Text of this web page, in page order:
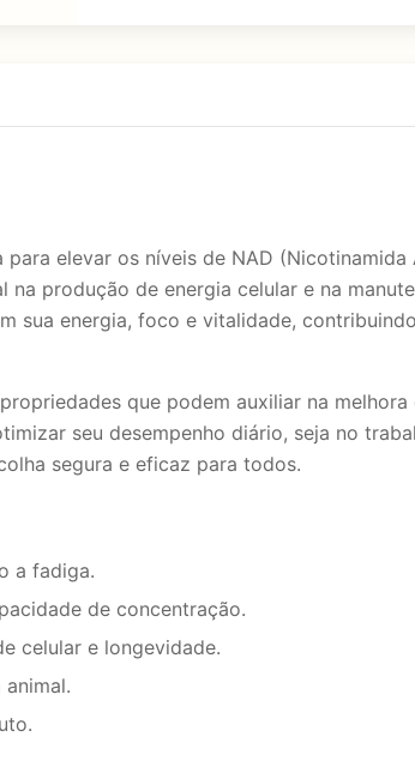
elevar os níveis de NAD
na produção de energia celular e na
sua energia, foco e vitalidade,
que podem auxiliar na
seu desempenho diário, seja no
segura e eficaz para todos.
a fadiga.
de concentração.
celular e longevidade.